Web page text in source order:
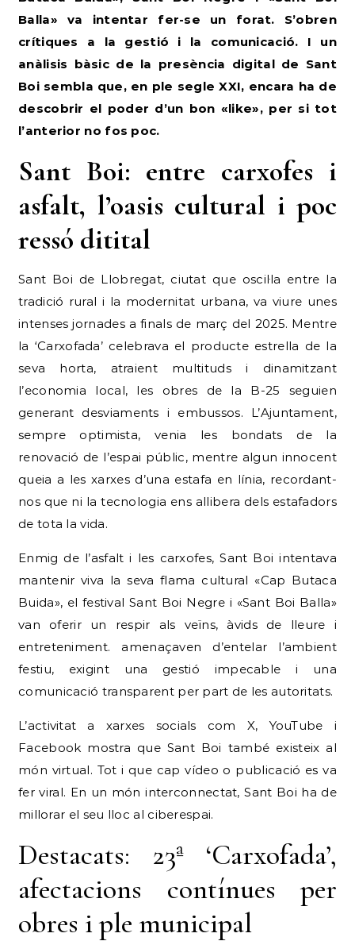
Balla» va intentar fer-se un forat. S’obren
crítiques a la gestió i la comunicació. I un
anàlisis bàsic de la presència digital de Sant
Boi sembla que, en ple segle XXI, encara ha de
descobrir el poder d’un bon «like», per si tot
l’anterior no fos poc.
Sant Boi: entre carxofes i
asfalt, l’oasis cultural i poc
ressó ditital
Sant Boi de Llobregat, ciutat que oscil·la entre la
tradició rural i la modernitat urbana, va viure unes
intenses jornades a finals de març del 2025. Mentre
la ‘Carxofada’ celebrava el producte estrella de la
seva horta, atraient multituds i dinamitzant
l’economia local, les obres de la B-25 seguien
generant desviaments i embussos. L’Ajuntament,
sempre optimista, venia les bondats de la
renovació de l’espai públic, mentre algun innocent
queia a les xarxes d’una estafa en línia, recordant-
nos que ni la tecnologia ens allibera dels estafadors
de tota la vida.
Enmig de l’asfalt i les carxofes, Sant Boi intentava
mantenir viva la seva flama cultural «Cap Butaca
Buida», el festival Sant Boi Negre i «Sant Boi Balla»
van oferir un respir als veïns, àvids de lleure i
entreteniment. amenaçaven d’entelar l’ambient
festiu, exigint una gestió impecable i una
comunicació transparent per part de les autoritats.
L’activitat a xarxes socials com X, YouTube i
Facebook mostra que Sant Boi també existeix al
món virtual. Tot i que cap vídeo o publicació es va
fer viral. En un món interconnectat, Sant Boi ha de
millorar el seu lloc al ciberespai.
Destacats: 23ª ‘Carxofada’,
afectacions contínues per
obres i ple municipal